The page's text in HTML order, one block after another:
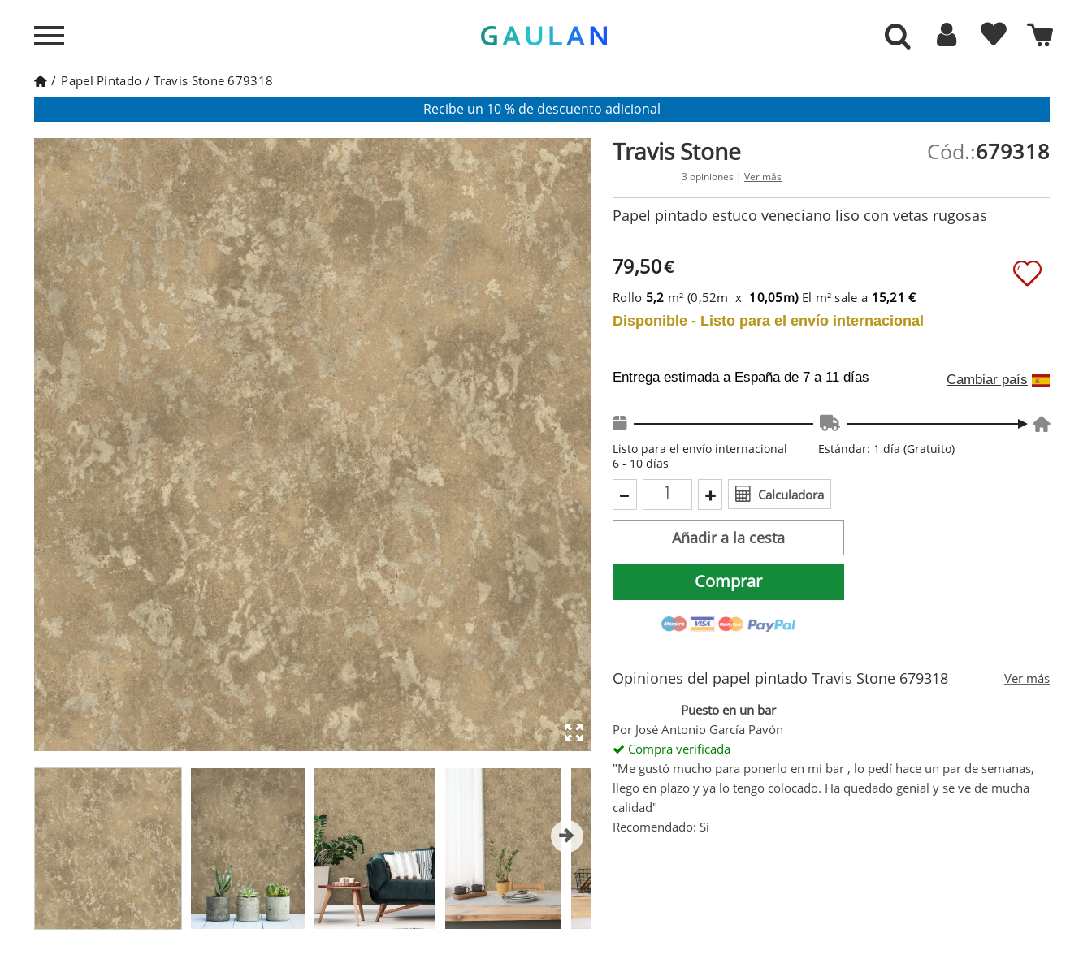
/ Papel Pintado / Travis Stone 679318
Recibe un 10 % de descuento adicional
Travis Stone 679318
Cód.:
3 opiniones | Ver más
Papel pintado estuco veneciano liso con vetas rugosas
79,50€
Rollo 5,2 m² (0,52m x 10,05m) El m² sale a 15,21 €
Disponible - Listo para el envío internacional
Entrega estimada a España de 7 a 11 días Cambiar país
Listo para el envío internacional
6 - 10 días
Estándar: 1 día (Gratuito)
Calculadora
Añadir a la cesta
Comprar
Opiniones del papel pintado Travis Stone 679318
Ver más
Puesto en un bar
Por José Antonio García Pavón
Compra verificada
"Me gustó mucho para ponerlo en mi bar , lo pedí hace un par de semanas,
llego en plazo y ya lo tengo colocado. Ha quedado genial y se ve de mucha
calidad"
Recomendado: Si